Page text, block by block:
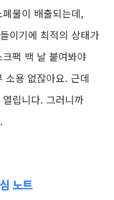
물이 배출되는데,
이기에 최적의 상태가
팩 백 날 붙여봐야
소용 없잖아요. 근데
립니다. 그러니까
노트